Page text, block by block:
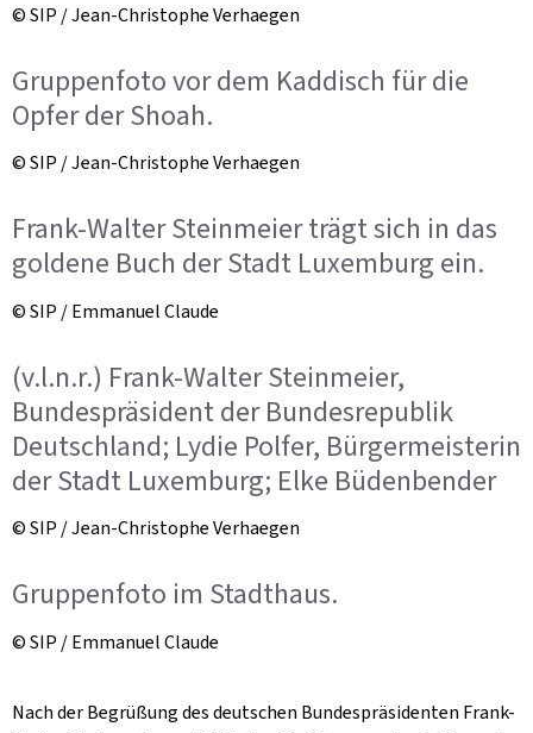
© SIP / Jean-Christophe Verhaegen
Gruppenfoto vor dem Kaddisch für die
Opfer der Shoah.
© SIP / Jean-Christophe Verhaegen
Frank-Walter Steinmeier trägt sich in das
goldene Buch der Stadt Luxemburg ein.
© SIP / Emmanuel Claude
(v.l.n.r.) Frank-Walter Steinmeier,
Bundespräsident der Bundesrepublik
Deutschland; Lydie Polfer, Bürgermeisterin
der Stadt Luxemburg; Elke Büdenbender
© SIP / Jean-Christophe Verhaegen
Gruppenfoto im Stadthaus.
© SIP / Emmanuel Claude
Nach der Begrüßung des deutschen Bundespräsidenten Frank-